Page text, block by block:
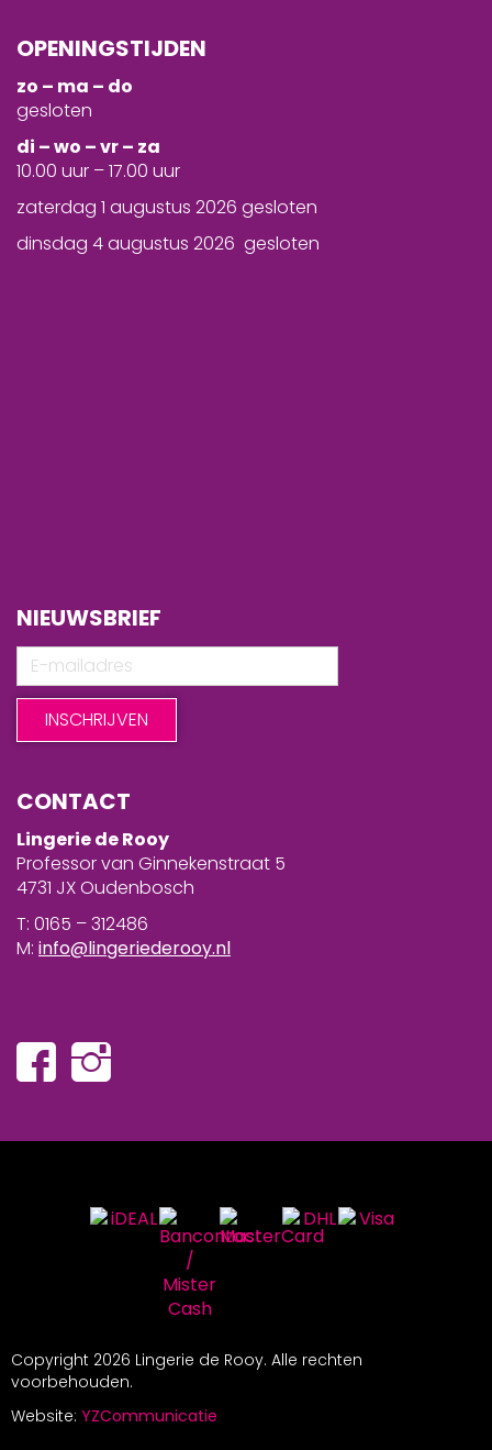
OPENINGSTIJDEN
zo – ma – do
gesloten
di – wo – vr – za
10.00 uur – 17.00 uur
zaterdag 1 augustus 2026 gesloten
dinsdag 4 augustus 2026 gesloten
NIEUWSBRIEF
CONTACT
Lingerie de Rooy
Professor van Ginnekenstraat 5
4731 JX Oudenbosch
T: 0165 – 312486
M: info@lingeriederooy.nl
Copyright 2026 Lingerie de Rooy. Alle rechten
voorbehouden.
Website: YZCommunicatie